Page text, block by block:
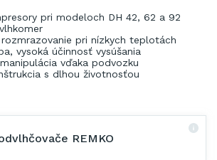
pri modeloch DH 42, 62 a 92
pri nízkych teplotách
vysoká účinnosť vysúšania
vďaka podvozku
s dlhou životnosťou
REMKO